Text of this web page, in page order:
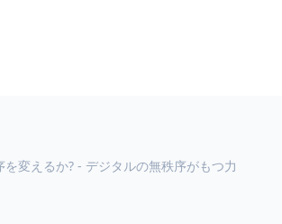
変えるか? - デジタルの無秩序がもつ力